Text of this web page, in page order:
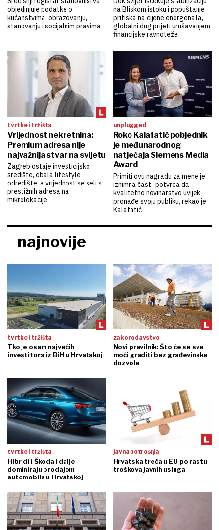
objedinjuje podatke o
kućanstvima, obrazovanju,
stanovanju i socijalnim pravima
na Bliskom istoku i popuštanje
pritiska na cijene energenata,
globalni dug prijeti urušavanjem
financijske ravnoteže
tvrtke i tržišta
Vrijednost nekretnina:
Premium adresa nije
najvažnija stvar na svijetu
Zagreb ostaje investicijsko
središte, obala lifestyle
odredište, a vrijednost se seli s
prestižnih adresa na
mikrolokacije
unplugged
Roko Kalafatić pobjednik
je međunarodnog
natječaja Siemens Media
Award
Primiti ovu nagradu za mene je
iznimna čast i potvrda da
kvalitetno novinarstvo uvijek
pronađe svoju publiku, rekao je
Kalafatić
najnovije
tvrtke i tržišta
Tko je osam najvećih
investitora iz BiH u Hrvatskoj
zakonodavstvo
Novi pravilnik: Što će se sve
moći graditi bez građevinske
dozvole
tvrtke i tržišta
Hibridi i Škoda i dalje
dominiraju prodajom
automobila u Hrvatskoj
javna potrošnja
Hrvatska treća u EU po rastu
troškova javnih usluga